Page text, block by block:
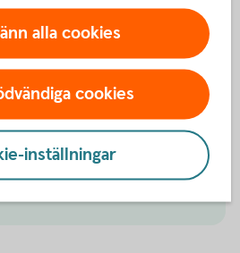
med Swish
kod
hjälp av QR-koder. Du kan
scanna av andras.
alla cookies
cookies
inställningar